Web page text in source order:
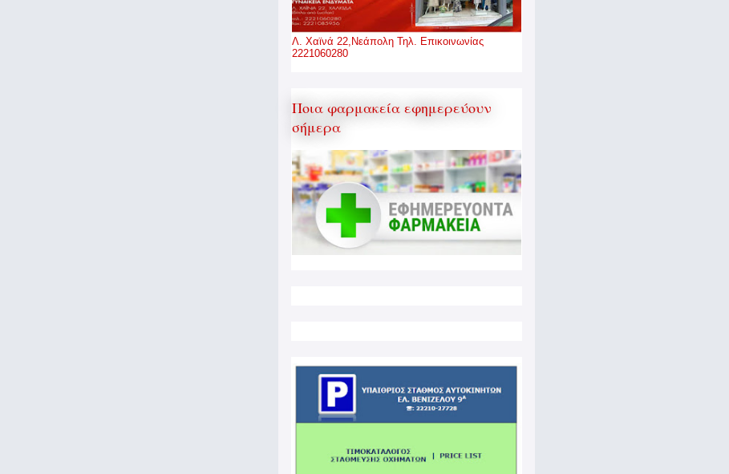
Λ. Χαϊνά 22,Νεάπολη Τηλ. Επικοινωνίας
2221060280
Ποια φαρμακεία εφημερεύουν
σήμερα